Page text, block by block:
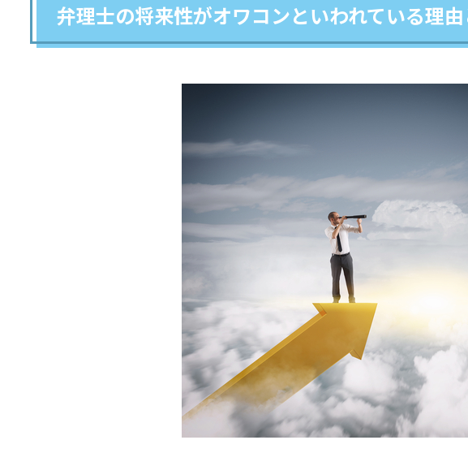
弁理士の将来性がオワコンといわれている理由